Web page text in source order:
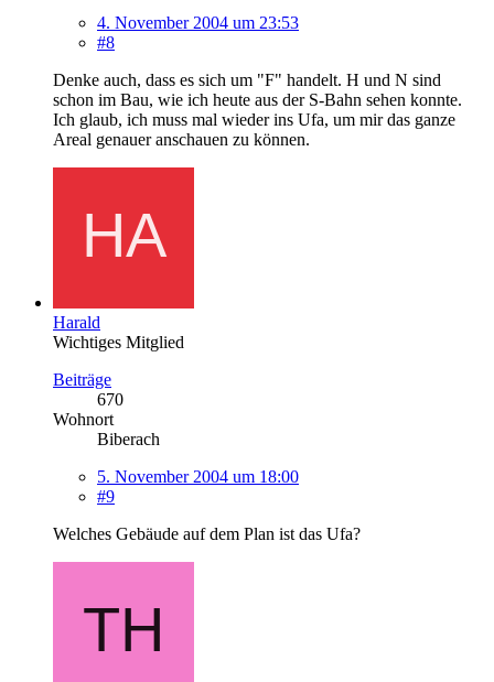
4. November 2004 um 23:53
#8
Denke auch, dass es sich um "F" handelt. H und N sind
schon im Bau, wie ich heute aus der S-Bahn sehen konnte.
Ich glaub, ich muss mal wieder ins Ufa, um mir das ganze
Areal genauer anschauen zu können.
Harald
Wichtiges Mitglied
Beiträge
670
Wohnort
Biberach
5. November 2004 um 18:00
#9
Welches Gebäude auf dem Plan ist das Ufa?